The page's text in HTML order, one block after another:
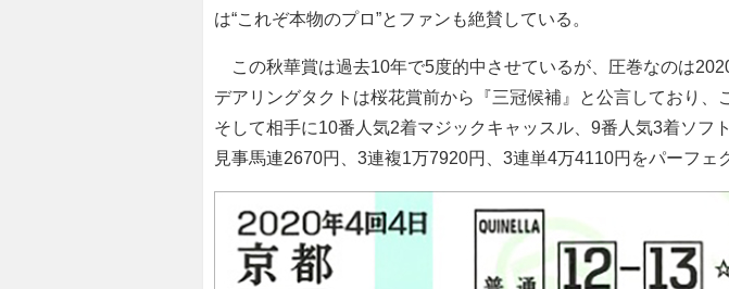
は“これぞ本物のプロ”とファンも絶賛している。
この秋華賞は過去10年で5度的中させているが、圧巻なのは
デアリングタクトは桜花賞前から『三冠候補』と公言しており、
そして相手に10番人気2着マジックキャッスル、9番人気3着ソフ
見事馬連2670円、3連複1万7920円、3連単4万4110円をパーフェ